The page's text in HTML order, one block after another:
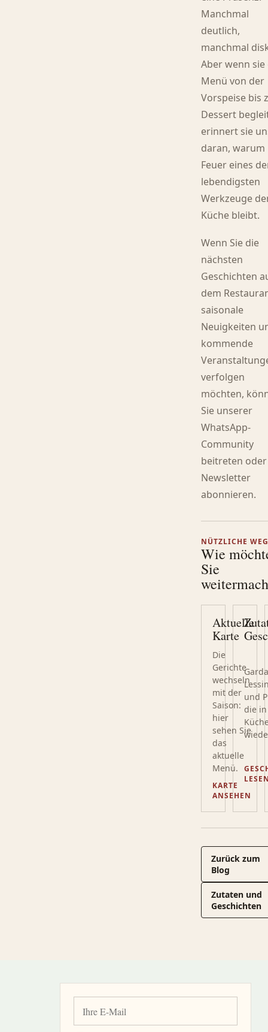
Manchmal
deutlich,
manchmal
Aber wenn sie
Menü von der
Vorspeise bis
Dessert
erinnert sie
daran, warum
Feuer eines
lebendigsten
Werkzeuge
Küche bleibt.
Wenn Sie die
nächsten
Geschichten
dem
saisonale
Neuigkeiten
kommende
verfolgen
möchten,
Sie unserer
WhatsApp-
Community
beitreten
Newsletter
abonnieren.
NÜTZLICHE
Wie
Sie
Aktuelle
Karte
Die
Gerichte
wechseln
mit der
Saison:
hier
sehen Sie
das
aktuelle
Menü.
KARTE
ANSEHEN
und
die
Zurück zum
Blog
Zutaten und
Geschichten